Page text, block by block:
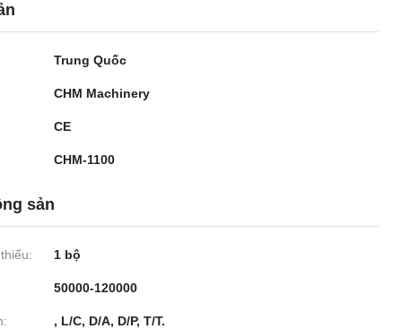
Trung Quốc
CHM Machinery
CE
CHM-1100
sản
1 bộ
50000-120000
, L/C, D/A, D/P, T/T.